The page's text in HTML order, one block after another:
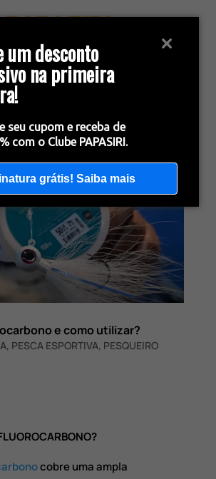
um desconto
na primeira
seu cupom e receba de
com o Clube PAPASIRI.
grátis! Saiba mais
e como utilizar?
, PESCA ESPORTIVA, PESQUEIRO
cobre uma ampla